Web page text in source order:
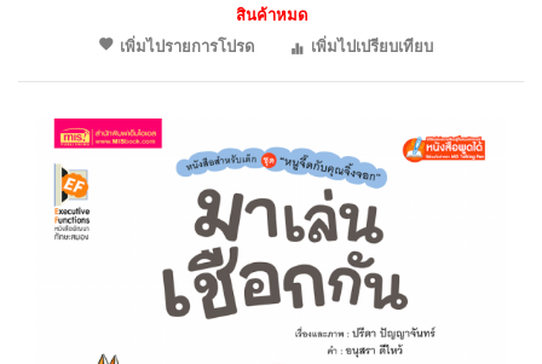
สินค้าหมด
เพิ่มไปรายการโปรด
เพิ่มไปเปรียบเทียบ